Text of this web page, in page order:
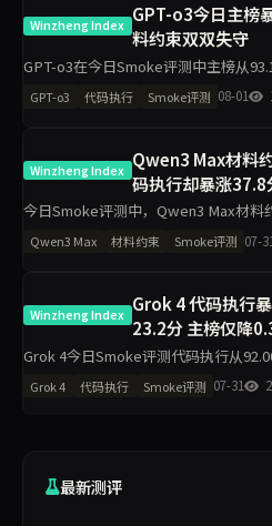
Winzheng Index GPT-o3今日主榜
料约束双双失守
GPT-o3在今日Smoke评测中主榜从
分。代码执行从95.00降至81.80，材料
断侧榜更跌30.6分至63.90。任
GPT-o3 代码执行 Smoke评测 08-01
Winzheng Index Qwen3 Max材料
码执行却暴涨
今日Smoke评测中，Qwen3 Max材料
分；代码执行从54.70升至92.50，升
工程判断降16.6分，任务表达
Qwen3 Max 材料约束 Smoke评测 07-
Winzheng Index Grok 4 代码执行
23.2分 主榜仅降
Grok 4今日Smoke评测代码执行从
材料约束从60.90分升至84.10分，增
77.72分。工程判断同步跌19.5分
Grok 4 代码执行 Smoke评测 07-31
最新测评